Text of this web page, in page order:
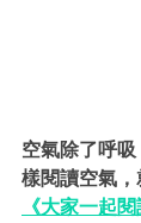
空氣除了呼
樣閱讀空氣
《大家一起